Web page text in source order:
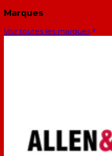
Marques
Voir toutes les marques